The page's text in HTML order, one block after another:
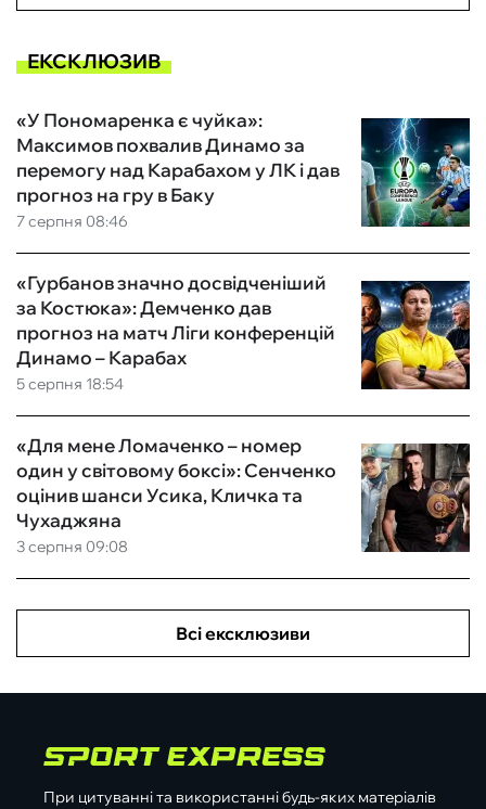
ЕКСКЛЮЗИВ
7 серпня 08:46
«У Пономаренка є чуйка»:
Максимов похвалив Динамо за
перемогу над Карабахом у ЛК і дав
прогноз на гру в Баку
5 серпня 18:54
«Гурбанов значно досвідченіший
за Костюка»: Демченко дав
прогноз на матч Ліги конференцій
Динамо – Карабах
3 серпня 09:08
«Для мене Ломаченко – номер
один у світовому боксі»: Сенченко
оцінив шанси Усика, Кличка та
Чухаджяна
Всі ексклюзиви
При цитуванні та використанні будь-яких матеріалів